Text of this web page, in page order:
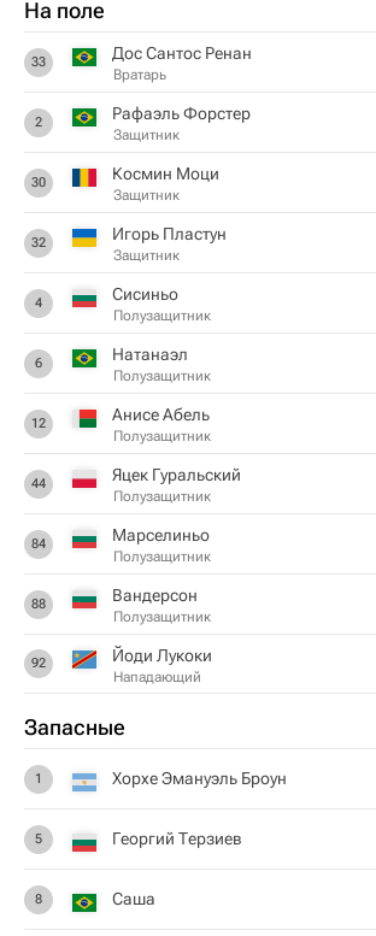
На поле
33 Дос Сантос Ренан
Вратарь
2 Рафаэль Форстер
Защитник
30 Космин Моци
Защитник
32 Игорь Пластун
Защитник
4 Сисиньо
Полузащитник
6 Натанаэл
Полузащитник
12 Анисе Абель
Полузащитник
44 Яцек Гуральский
Полузащитник
84 Марселиньо
Полузащитник
88 Вандерсон
Полузащитник
92 Йоди Лукоки
Нападающий
Запасные
1 Хорхе Эмануэль Броун
5 Георгий Терзиев
8 Саша